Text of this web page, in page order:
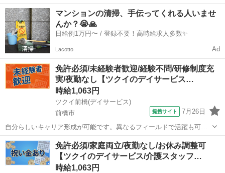
ィールドで活躍も可！資格取得支援も整っています。 ★☆ 働きやすい
メリット多数 ★☆ ＼＼サービス・職種の魅力／／ 「今私たちに求め
られていることは何だ...
群馬 伊勢崎市
マンションの清掃、手伝ってくれる人いませ
んか？😭🙏
日給例1万円〜 / 登録不要！高時給求人多数✨
Lacotto Ad
免許必須/未経験者歓迎/経験不問/研修制度充
実/夜勤なし【ツクイのデイサービス…
時給1,063円
ツクイ前橋(デイサービス)
前橋市
提携サイト 7月26日
自分らしいキャリア形成が可能です。異なるフィールドで活躍も可！
資格取得支援も整っています。 ★☆ 働きやすいメリット多数 ★☆ ＼
＼サービス・職種の魅力／／ 「今私たちに求められていることは何だ
ろう」「どんな工夫をしたら...
群馬 前橋市 介護
免許必須/家庭両立/夜勤なし/お休み調整可
【ツクイのデイサービス/介護スタッフ…
時給1,063円